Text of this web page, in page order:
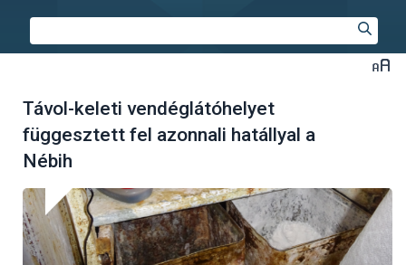
Távol-keleti vendéglátóhelyet
függesztett fel azonnali hatállyal a
Nébih